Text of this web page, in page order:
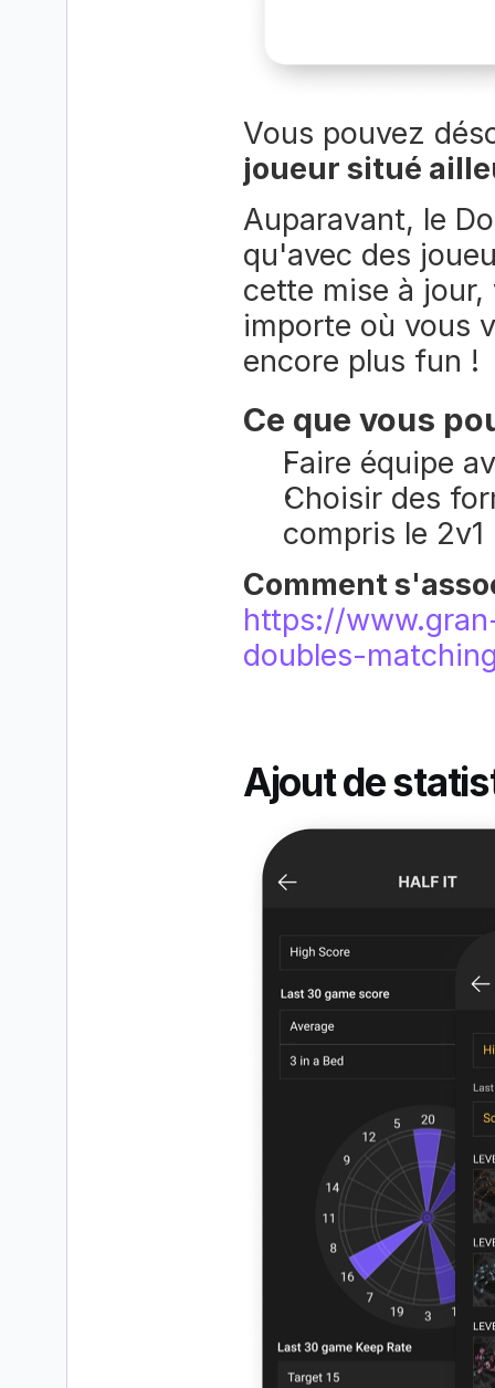
Vous pouvez
joueur situé
Auparavant, le
qu'avec des
cette mise à
importe où vous
encore plus fun !
Ce que vous
Faire équipe
Choisir des
compris le 2v1
https://
doubles-
Ajout de